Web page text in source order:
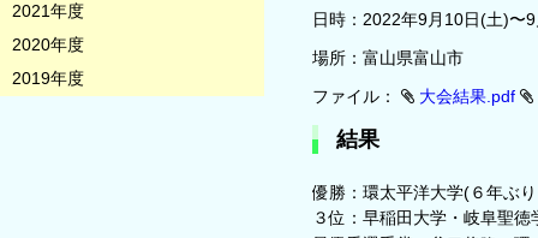
2021年度
2020年度
2019年度
日時：2022年9月10日(土)〜
場所：富山県富山市
ファイル：
大会結果.pdf
結果
優勝：環太平洋大学(６年
３位：早稲田大学・岐阜聖徳